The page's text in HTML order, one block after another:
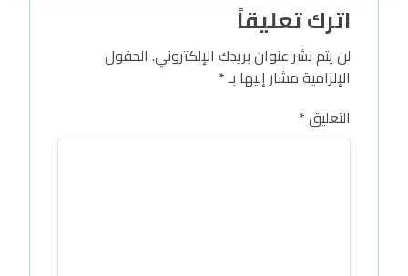
اترك تعليقاً
لن يتم نشر عنوان بريدك الإلكتروني. الحقول
الإلزامية مشار إليها بـ*
التعليق*